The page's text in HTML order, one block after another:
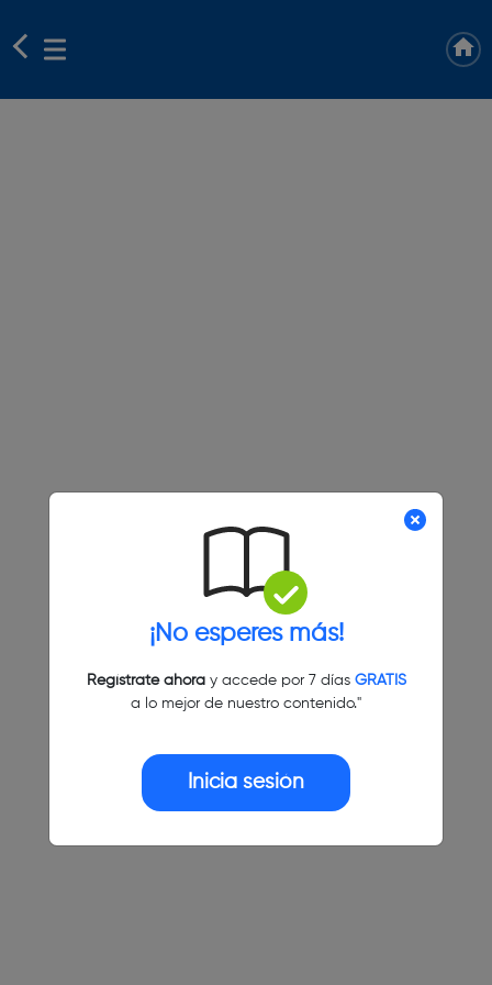
¡No esperes más!
Regístrate ahoray accede por 7 días GRATIS
a lo mejor de nuestro contenido."
Inicia sesión